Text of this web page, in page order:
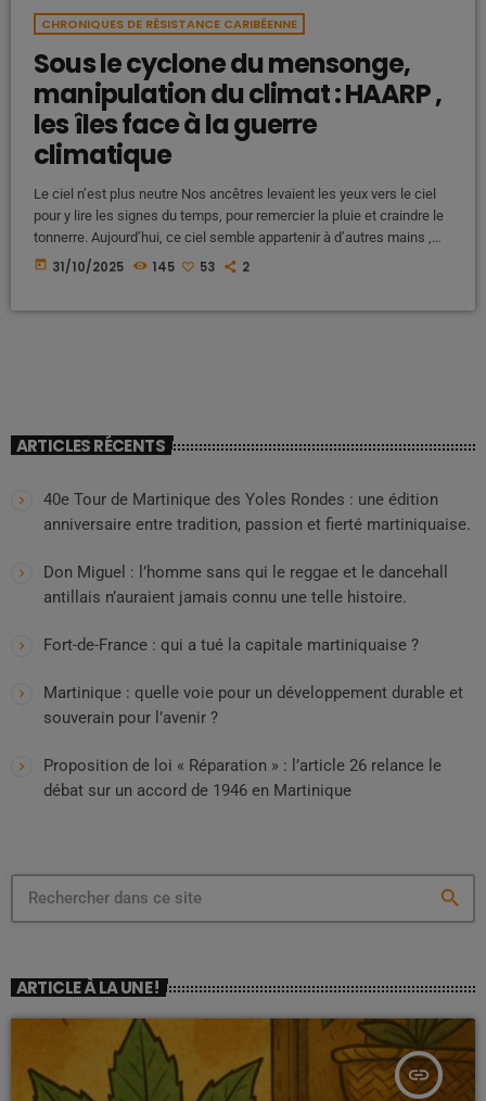
CHRONIQUES DE RÉSISTANCE CARIBÉENNE
Sous le cyclone du mensonge,
manipulation du climat : HAARP ,
les îles face à la guerre
climatique
Le ciel n’est plus neutre Nos ancêtres levaient les yeux vers le ciel
pour y lire les signes du temps, pour remercier la pluie et craindre le
tonnerre. Aujourd’hui, ce ciel semble appartenir à d’autres mains ,
des mains invisibles, puissantes, armées de satellites, de radars,
today 31/10/2025 145 53 2
ARTICLES RÉCENTS
40e Tour de Martinique des Yoles Rondes : une édition
anniversaire entre tradition, passion et fierté martiniquaise.
Don Miguel : l’homme sans qui le reggae et le dancehall
antillais n’auraient jamais connu une telle histoire.
Fort-de-France : qui a tué la capitale martiniquaise ?
Martinique : quelle voie pour un développement durable et
souverain pour l’avenir ?
Proposition de loi « Réparation » : l’article 26 relance le
débat sur un accord de 1946 en Martinique
search
ARTICLE À LA UNE !
insert_link